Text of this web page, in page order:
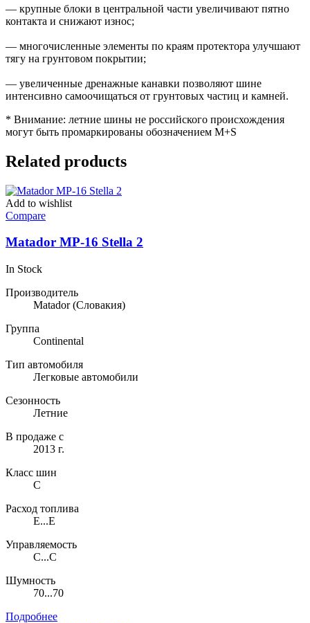
— крупные блоки в центральной части увеличивают пятно
контакта и снижают износ;
— многочисленные элементы по краям протектора улучшают
тягу на грунтовом покрытии;
— увеличенные дренажные канавки позволяют шине
интенсивно самоочищаться от грунтовых частиц и камней.
* Внимание: летние шины не российского происхождения
могут быть промаркированы обозначением M+S
Related products
Add to wishlist
Compare
Matador MP-16 Stella 2
In Stock
Производитель
Matador(Словакия)
Группа
Continental
Тип автомобиля
Легковые автомобили
Сезонность
Летние
В продаже с
2013 г.
Класс шин
C
Расход топлива
E...E
Управляемость
C...C
Шумность
70...70
Подробнее